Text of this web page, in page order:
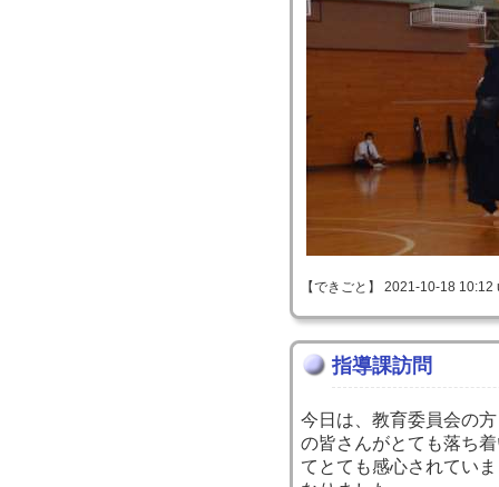
【できごと】 2021-10-18
指導課訪問
今日は、教育委員会の
の皆さんがとても落ち
てとても感心されてい